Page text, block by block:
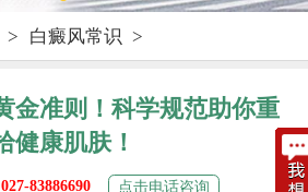
> 白癜风常识 >
金准则！科学规范助你重
健康肌肤！
027-83886690 点击电话咨询